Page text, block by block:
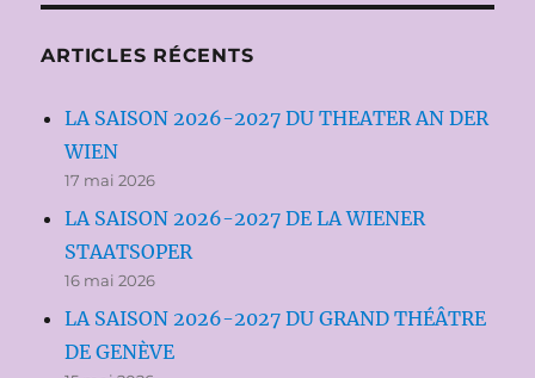
ARTICLES RÉCENTS
LA SAISON 2026-2027 DU THEATER AN DER
WIEN
17 mai 2026
LA SAISON 2026-2027 DE LA WIENER
STAATSOPER
16 mai 2026
LA SAISON 2026-2027 DU GRAND THÉÂTRE
DE GENÈVE